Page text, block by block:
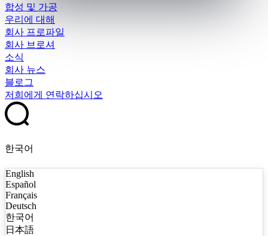
합성 및 가공
우리에 대해
회사 프로파일
회사 브로셔
소식
회사 뉴스
블로그
저희에게 연락하십시오
한국어
English
Español
Français
Deutsch
한국어
日本語